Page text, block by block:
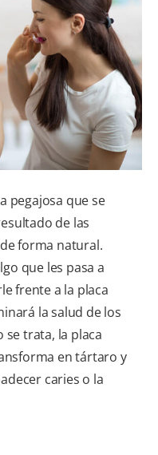
CUPONES
CO (ES)
SUSCRÍBETE
pegajosa que se
de las
forma natural.
que les pasa a
frente a la placa
la salud de los
se trata, la placa
en tártaro y
caries o la